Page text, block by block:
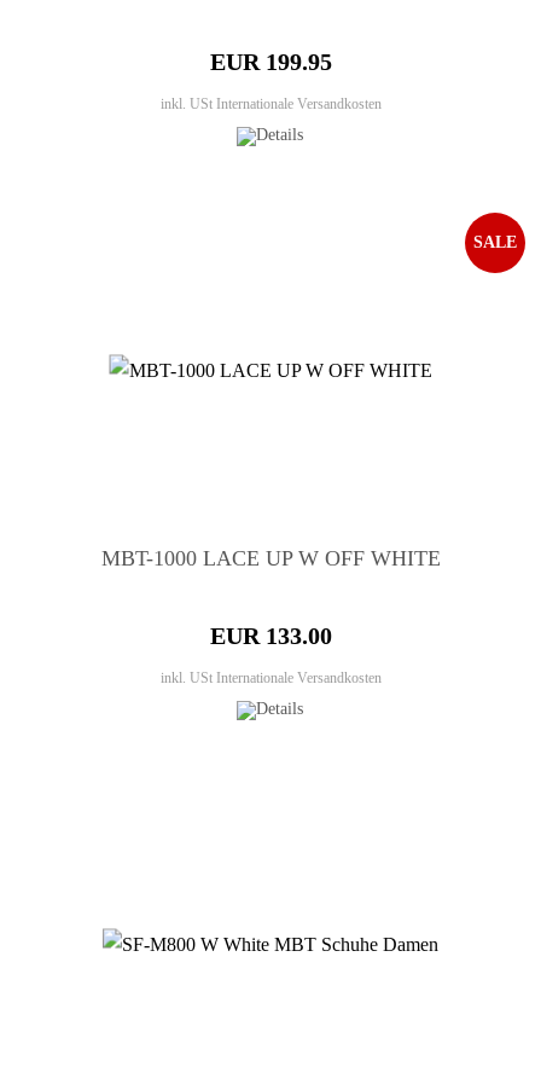
EUR 199.95
inkl. USt Internationale Versandkosten
MBT-1000 LACE UP W OFF WHITE
EUR 133.00
inkl. USt Internationale Versandkosten
SALE